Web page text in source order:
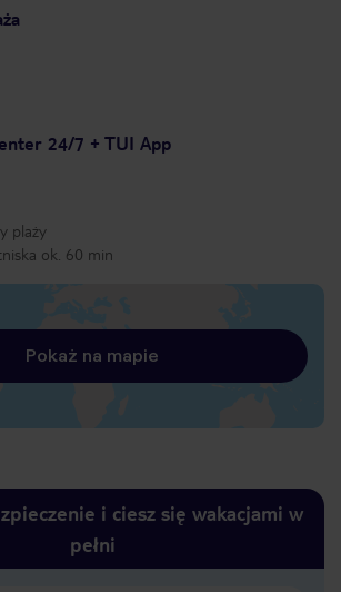
24/7 + TUI App
plaży
ok. 60 min
Pokaż na mapie
i ciesz się wakacjami w
pełni